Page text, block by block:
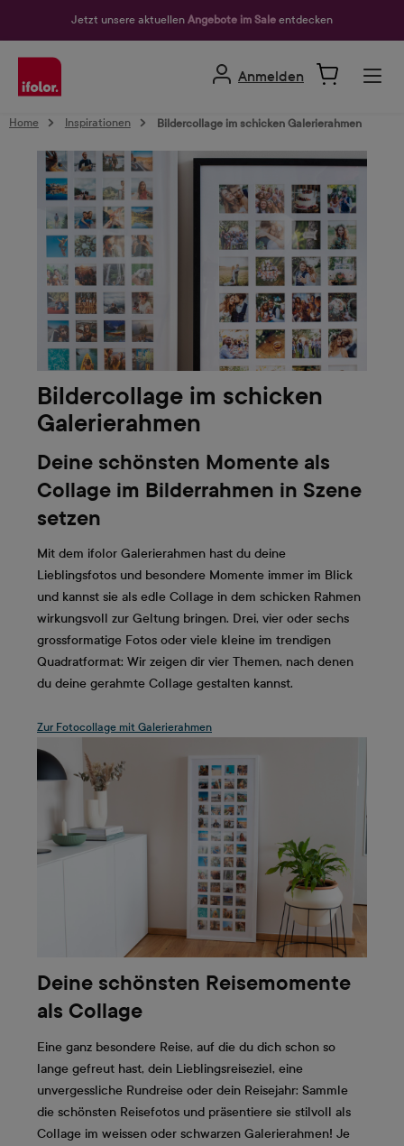
Jetzt unsere aktuellen Angebote im Sale entdecken
Anmelden
Home Inspirationen Bildercollage im schicken Galerierahmen
Bildercollage im schicken
Galerierahmen
Deine schönsten Momente als
Collage im Bilderrahmen in Szene
setzen
Mit dem ifolor Galerierahmen hast du deine
Lieblingsfotos und besondere Momente immer im Blick
und kannst sie als edle Collage in dem schicken Rahmen
wirkungsvoll zur Geltung bringen. Drei, vier oder sechs
grossformatige Fotos oder viele kleine im trendigen
Quadratformat: Wir zeigen dir vier Themen, nach denen
du deine gerahmte Collage gestalten kannst.
Zur Fotocollage mit Galerierahmen
Deine schönsten Reisemomente
als Collage
Eine ganz besondere Reise, auf die du dich schon so
lange gefreut hast, dein Lieblingsreiseziel, eine
unvergessliche Rundreise oder dein Reisejahr: Sammle
die schönsten Reisefotos und präsentiere sie stilvoll als
Collage im weissen oder schwarzen Galerierahmen! Je